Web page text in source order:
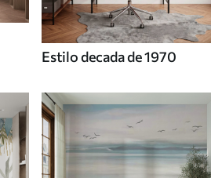
Estilo decada de 1970